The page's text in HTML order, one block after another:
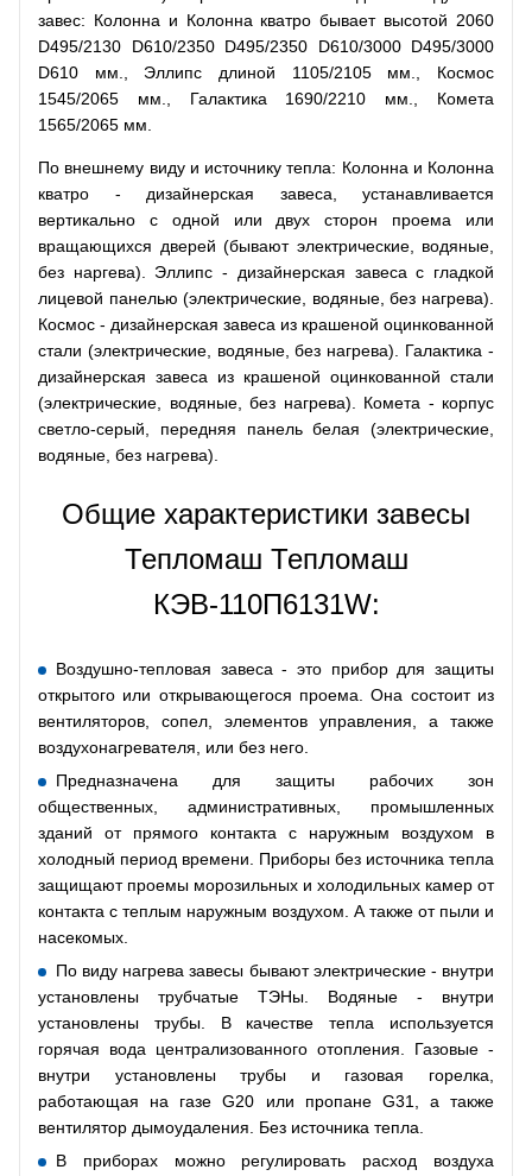
завес: Колонна и Колонна кватро бывает высотой 2060
D495/2130 D610/2350 D495/2350 D610/3000 D495/3000
D610 мм., Эллипс длиной 1105/2105 мм., Космос
1545/2065 мм., Галактика 1690/2210 мм., Комета
1565/2065 мм.
По внешнему виду и источнику тепла: Колонна и Колонна
кватро - дизайнерская завеса, устанавливается
вертикально с одной или двух сторон проема или
вращающихся дверей (бывают электрические, водяные,
без наргева). Эллипс - дизайнерская завеса с гладкой
лицевой панелью (электрические, водяные, без нагрева).
Космос - дизайнерская завеса из крашеной оцинкованной
стали (электрические, водяные, без нагрева). Галактика -
дизайнерская завеса из крашеной оцинкованной стали
(электрические, водяные, без нагрева). Комета - корпус
светло-серый, передняя панель белая (электрические,
водяные, без нагрева).
Общие характеристики завесы
Тепломаш Тепломаш
КЭВ-110П6131W:
Воздушно-тепловая завеса - это прибор для защиты
открытого или открывающегося проема. Она состоит из
вентиляторов, сопел, элементов управления, а также
воздухонагревателя, или без него.
Предназначена для защиты рабочих зон
общественных, административных, промышленных
зданий от прямого контакта с наружным воздухом в
холодный период времени. Приборы без источника тепла
защищают проемы морозильных и холодильных камер от
контакта с теплым наружным воздухом. А также от пыли и
насекомых.
По виду нагрева завесы бывают электрические - внутри
установлены трубчатые ТЭНы. Водяные - внутри
установлены трубы. В качестве тепла используется
горячая вода централизованного отопления. Газовые -
внутри установлены трубы и газовая горелка,
работающая на газе G20 или пропане G31, а также
вентилятор дымоудаления. Без источника тепла.
В приборах можно регулировать расход воздуха